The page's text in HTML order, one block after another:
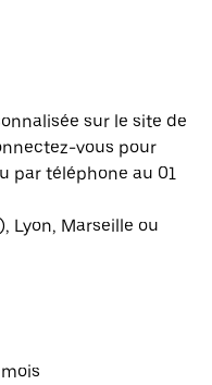
sur le site de
vous pour
par téléphone au 01
Lyon, Marseille ou